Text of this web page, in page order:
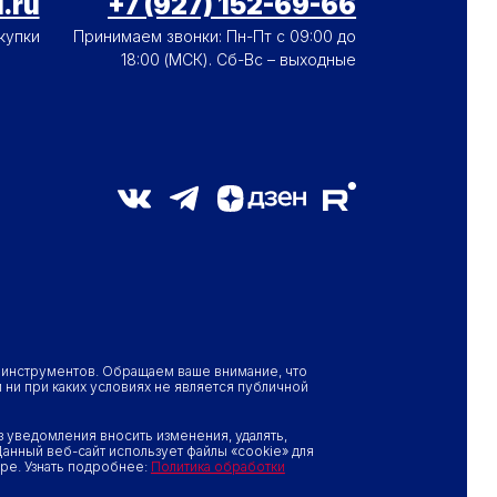
Принимаем звонки: Пн-Пт с 09:00 до
18:00 (МСК). Сб-Вс – выходные
Обращаем ваше внимание, что
при каких условиях не является публичной
вносить изменения, удалять,
веб-сайт использует файлы «cookie» для
Узнать подробнее: Политика обработки